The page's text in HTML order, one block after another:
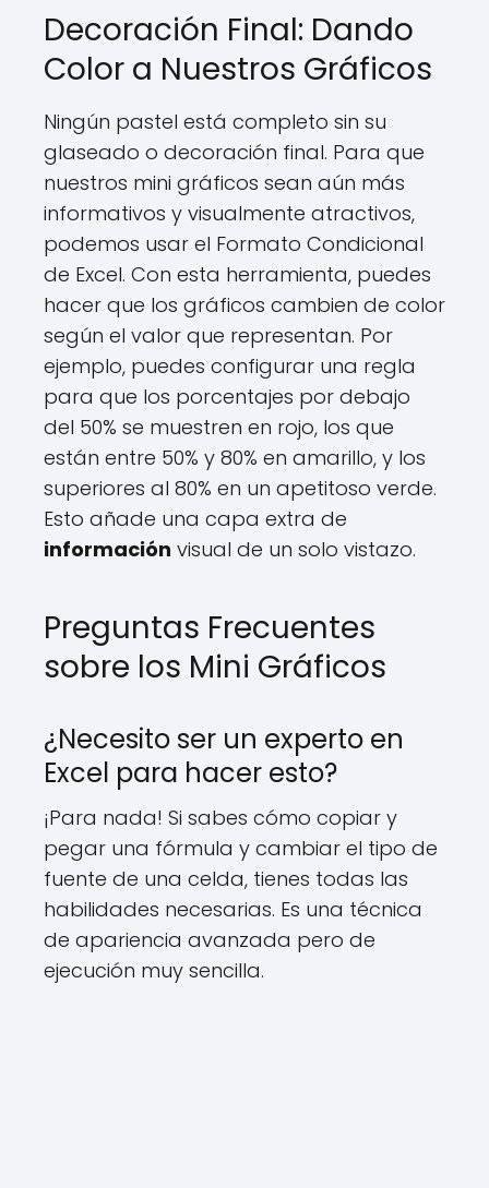
Decoración Final: Dando
Color a Nuestros Gráficos
Ningún pastel está completo sin su
glaseado o decoración final. Para que
nuestros mini gráficos sean aún más
informativos y visualmente atractivos,
podemos usar el Formato Condicional
de Excel. Con esta herramienta, puedes
hacer que los gráficos cambien de color
según el valor que representan. Por
ejemplo, puedes configurar una regla
para que los porcentajes por debajo
del 50% se muestren en rojo, los que
están entre 50% y 80% en amarillo, y los
superiores al 80% en un apetitoso verde.
Esto añade una capa extra de
información visual de un solo vistazo.
Preguntas Frecuentes
sobre los Mini Gráficos
¿Necesito ser un experto en
Excel para hacer esto?
¡Para nada! Si sabes cómo copiar y
pegar una fórmula y cambiar el tipo de
fuente de una celda, tienes todas las
habilidades necesarias. Es una técnica
de apariencia avanzada pero de
ejecución muy sencilla.